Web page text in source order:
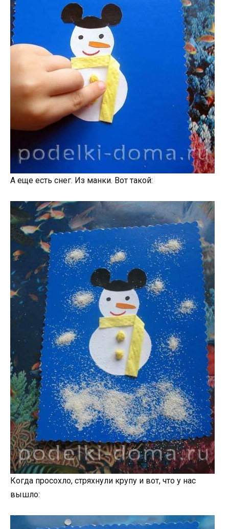
А еще есть снег. Из манки. Вот такой:
Когда просохло, стряхнули крупу и вот, что у нас
вышло: